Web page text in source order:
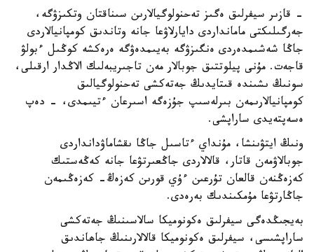
- قازىر سيفرلىق ەگىز تەحنولوگيالارىن سىناقتان وتكىزۋگە،
جەرگىلىكتى مامانداردى دايارلاۋعا جانە وتاندىق كومپانيالاردى
جاڭا شەشىمدەردى ەنگىزۋگە بەيىمدەۋگە ەرەكشە كوڭىل ءبولۋ
قاجەت. مۇنى پيلوتتىق جوبالار مەن تاجىريبەلىك الاڭدار ارقىلى،
سونىڭ ىشىندە قىتايدىڭ جەتەكشى تەحنولوگيالىق
كومپانيالارىمەن بىرلەسىپ جۇزەگە اسىرعان ءتيىمدى، - دەپ
ەسەپتەيدى ساراپشى.
ونىڭ ايتۋىنشا، مۇنداي ءتاسىل جاڭا ىقشاماۋدانداردى
جوبالاۋمەن قاتار، قالالاردى جاڭعىرتۋعا جانە كەڭەستىك
كەزەڭنەن قالعان تۇرعىن ءۇي قورىن كەزەڭ- كەزەڭىمەن
جاڭارتۋعا مۇمكىندىك بەرەدى.
بەيجىڭدەگى سيفرلىق ەكونوميكا سالاسىنىڭ جەتەكشى
ساراپشىسى، سيفرلىق ەكونوميكا قالالارىنىڭ جاھاندىق